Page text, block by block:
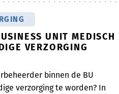
UNIT MEDISCH
VERZORGING
binnen de BU
verzorging te worden? In